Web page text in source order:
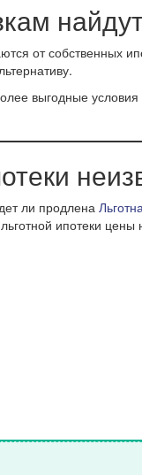
от собственных
выгодные
ли продлена
льготной ипотеки